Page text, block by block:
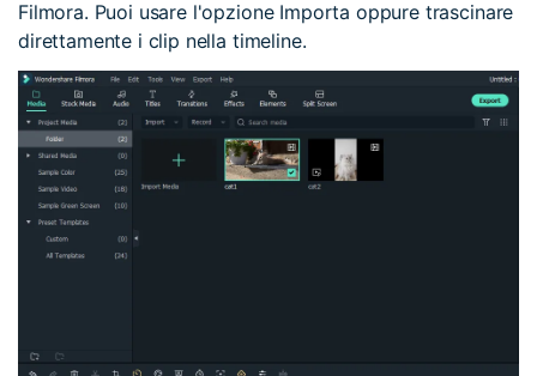
Filmora. Puoi usare l'opzione Importa oppure trascinare
direttamente i clip nella timeline.